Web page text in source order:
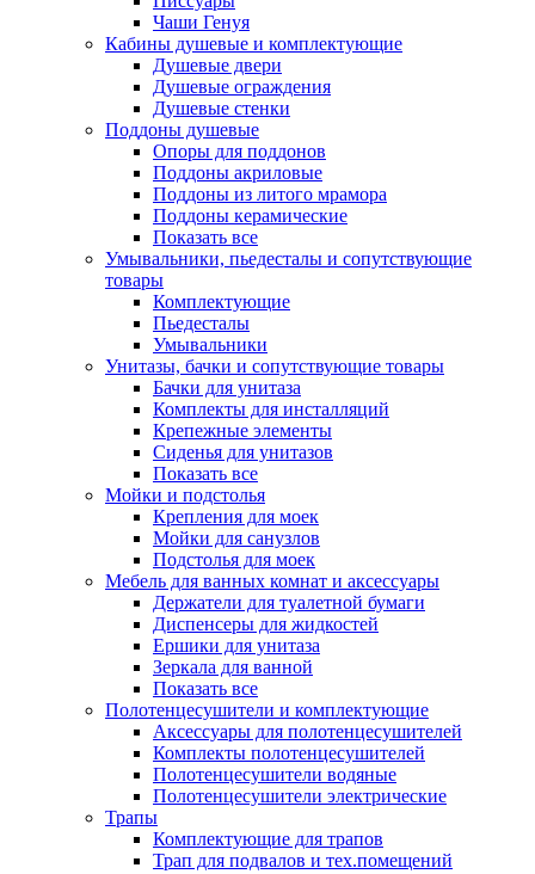
Чаши Генуя
Кабины душевые и комплектующие
Душевые двери
Душевые ограждения
Душевые стенки
Поддоны душевые
Опоры для поддонов
Поддоны акриловые
Поддоны из литого мрамора
Поддоны керамические
Показать все
Умывальники, пьедесталы и сопутствующие
товары
Комплектующие
Пьедесталы
Умывальники
Унитазы, бачки и сопутствующие товары
Бачки для унитаза
Комплекты для инсталляций
Крепежные элементы
Сиденья для унитазов
Показать все
Мойки и подстолья
Крепления для моек
Мойки для санузлов
Подстолья для моек
Мебель для ванных комнат и аксессуары
Держатели для туалетной бумаги
Диспенсеры для жидкостей
Ершики для унитаза
Зеркала для ванной
Показать все
Полотенцесушители и комплектующие
Аксессуары для полотенцесушителей
Комплекты полотенцесушителей
Полотенцесушители водяные
Полотенцесушители электрические
Трапы
Комплектующие для трапов
Трап для подвалов и тех.помещений